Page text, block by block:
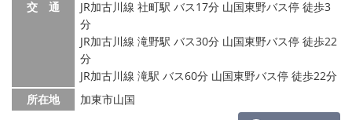
交 通
JR加古川線 社町駅 バス17分 山国東野バス停 徒歩3
分
JR加古川線 滝野駅 バス30分 山国東野バス停 徒歩22
分
JR加古川線 滝駅 バス60分 山国東野バス停 徒歩22分
所在地
加東市山国